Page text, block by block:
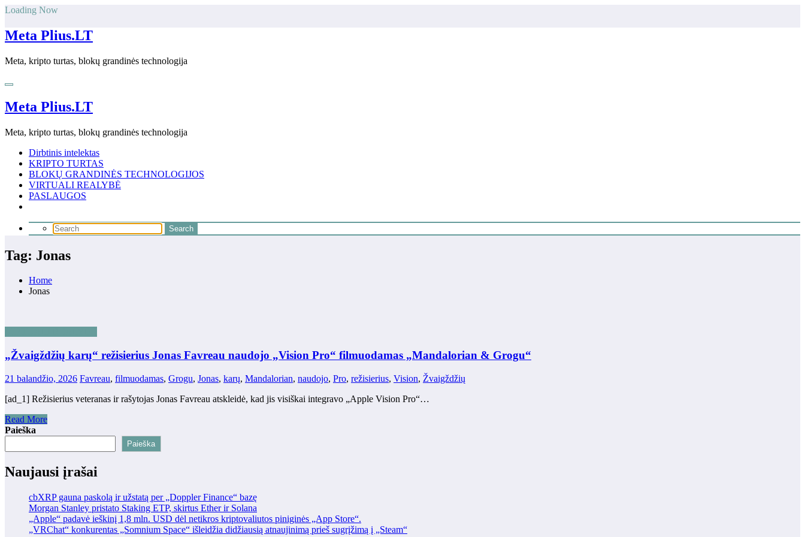
Skip
content
Loading Now
Meta Plius.LT
Meta, kripto turtas, blokų grandinės technologija
Meta Plius.LT
Meta, kripto turtas, blokų grandinės technologija
Dirbtinis intelektas
KRIPTO TURTAS
BLOKŲ GRANDINĖS TECHNOLOGIJOS
VIRTUALI REALYBĖ
PASLAUGOS
Tag: Jonas
Home
Jonas
„Žvaigždžių karų“ režisierius Jonas Favreau naudojo „Vision Pro“ filmuodamas „Mandalorian & Grogu“
21 balandžio, 2026 Favreau, filmuodamas, Grogu, Jonas, karų, Mandalorian, naudojo, Pro, režisierius, Vision, Žvaigždžių
[ad_1] Režisierius veteranas ir rašytojas Jonas Favreau atskleidė, kad jis visiškai integravo „Apple Vision Pro“…
Read More
Paieška
Paieška
Naujausi įrašai
cbXRP gauna paskolą ir užstatą per „Doppler Finance“ bazę
Morgan Stanley pristato Staking ETP, skirtus Ether ir Solana
„Apple“ padavė ieškinį 1,8 mln. USD dėl netikros kriptovaliutos piniginės „App Store“.
„VRChat“ konkurentas „Somnium Space“ išleidžia didžiausią atnaujinimą prieš sugrįžimą į „Steam“